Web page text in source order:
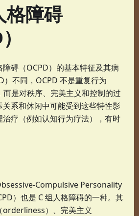
格障碍
碍（OCPD）的基本特征及其病
）不同，OCPD 不是重复行为
而是对秩序、完美主义和控制的过
系和休闲中可能受到这些特性影
疗（例如认知行为疗法），有时
Compulsive Personality
）也是 C 组人格障碍的一种。其
orderliness）、完美主义